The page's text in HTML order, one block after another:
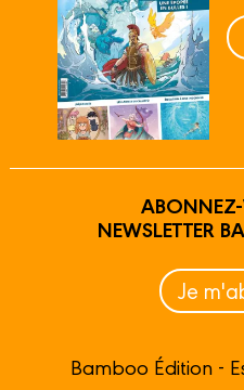
NEWSLETTER
Je
Bamboo Édition -